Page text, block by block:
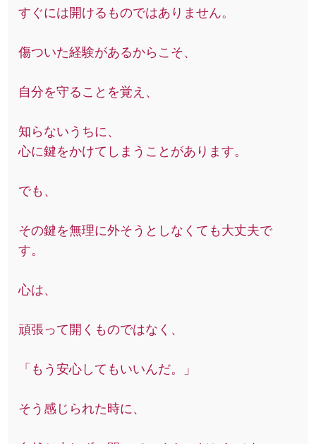
すぐには開けるものではありません。
傷ついた経験があるからこそ、
自分を守ることを覚え、
知らないうちに、
心に鍵をかけてしまうことがあります。
でも、
その鍵を無理に外そうとしなくても大丈夫で
す。
心は、
頑張って開くものではなく、
「もう安心してもいいんだ。」
そう感じられた時に、